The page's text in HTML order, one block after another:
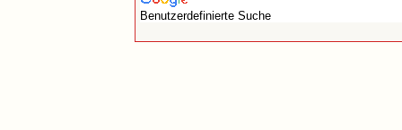
Benutzerdefinierte Suche